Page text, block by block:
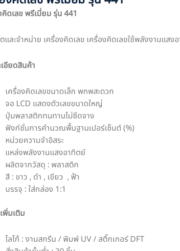
คิดเลข พรีเมี่ยม รุ่น 441
และจำหน่าย เครื่องคิดเลข เครื่องคิดเลขใช้พลังงานแสง
อียดสินค้า
เครื่องคิดเลขขนาดเล็ก พกพสะดวก
จอ LCD แสดงตัวเลขขนาดใหญ่
ปุ่มพลาสติกทนทานไม่ซีดจาง
ฟังก์ชั่นการคำนวณพื้นฐานเปอร์เซ็นต์ (%)
หน่วยความจำอิสระ
แหล่งพลังงานแสงอาทิตย์
ผลิตจากวัสดุ : พลาสติก
สี : ขาว , ดำ , เขียว , ฟ้า
บรรจุ : ใส่กล่อง 1:1
พิ่มเติม
โลโก้ : งานสกรีน / พิมพ์ UV / สติ๊กเกอร์ DFT